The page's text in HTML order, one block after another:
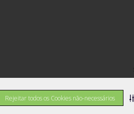
Rejeitar todos os Cookies não-necessários